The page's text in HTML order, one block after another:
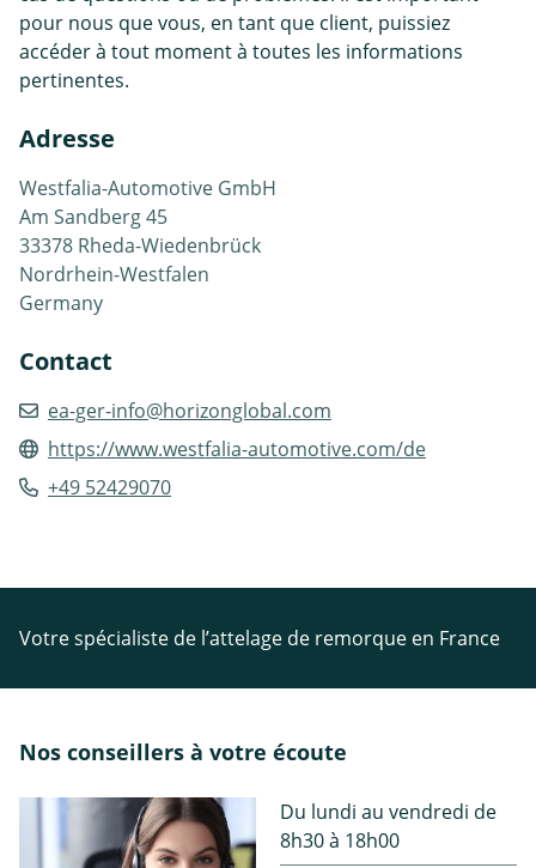
pour nous que vous, en tant que client, puissiez
accéder à tout moment à toutes les informations
pertinentes.
Adresse
Westfalia-Automotive GmbH
Am Sandberg 45
33378 Rheda-Wiedenbrück
Nordrhein-Westfalen
Germany
Contact
ea-ger-info@horizonglobal.com
https://www.westfalia-automotive.com/de
+49 52429070
Votre spécialiste de l’attelage de remorque en France
Nos conseillers à votre écoute
Du lundi au vendredi de
8h30 à 18h00